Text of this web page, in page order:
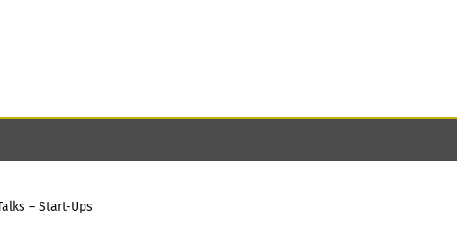
– Start-Ups